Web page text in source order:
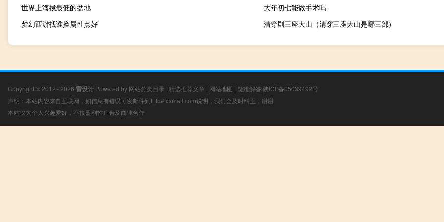
世界上海拔最低的盆地
大年初七能做手术吗
梦幻西游找谁换属性点好
清穿剧三座大山（清穿三座大山是哪三部）
Copyright © 2012 - 2026 雷设计 Powered by 网站分类目录 | 精选推荐文章 | 网站地图 | 疑难解答 陕ICP备05039492号
声明：本站内容来自互联网，如信息有错误可发邮件到f_fb#foxmail.com说明，我们会及时纠正，谢谢
本站仅为个人兴趣爱好，不接盈利性广告及商业合作